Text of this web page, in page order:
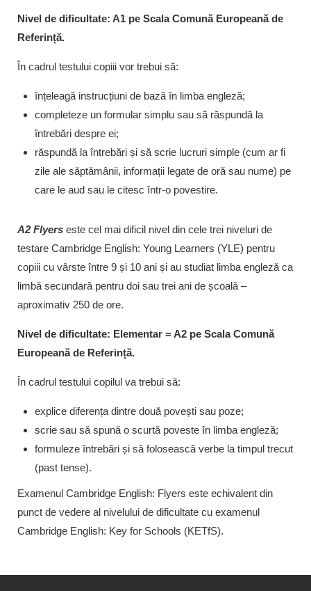
Nivel de dificultate: A1 pe Scala Comună Europeană de
Referință.
În cadrul testului copiii vor trebui să:
înțeleagă instrucțiuni de bază în limba engleză;
completeze un formular simplu sau să răspundă la
întrebări despre ei;
răspundă la întrebări și să scrie lucruri simple (cum ar fi
zile ale săptămânii, informații legate de oră sau nume) pe
care le aud sau le citesc într-o povestire.
A2 Flyers este cel mai dificil nivel din cele trei niveluri de
testare Cambridge English: Young Learners (YLE) pentru
copiii cu vârste între 9 și 10 ani și au studiat limba engleză ca
limbă secundară pentru doi sau trei ani de școală –
aproximativ 250 de ore.
Nivel de dificultate: Elementar = A2 pe Scala Comună
Europeană de Referință.
În cadrul testului copilul va trebui să:
explice diferența dintre două povești sau poze;
scrie sau să spună o scurtă poveste în limba engleză;
formuleze întrebări și să folosească verbe la timpul trecut
(past tense).
Examenul Cambridge English: Flyers este echivalent din
punct de vedere al nivelului de dificultate cu examenul
Cambridge English: Key for Schools (KETfS).